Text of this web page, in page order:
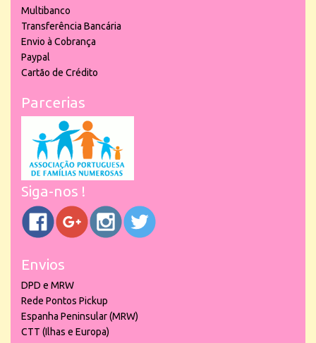
Multibanco
Transferência Bancária
Envio à Cobrança
Paypal
Cartão de Crédito
Parcerias
Siga-nos !
Envios
DPD e MRW
Rede Pontos Pickup
Espanha Peninsular (MRW)
CTT (Ilhas e Europa)